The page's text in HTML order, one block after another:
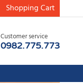
Shopping Cart
Customer service
0982.775.773